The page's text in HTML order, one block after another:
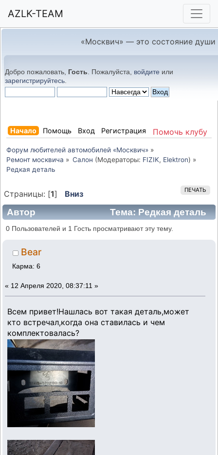
AZLK-TEAM
«Москвич» — это состояние души
Добро пожаловать, Гость . Пожалуйста, войдите или
зарегистрируйтесь
Помочь клубу
Начало Помощь Вход Регистрация
Форум любителей автомобилей «Москвич» »
Ремонт москвича » Салон (Модераторы: FIZIK, Elektron) »
Редкая деталь
ПЕЧАТЬ
Страницы: [1] Вниз
Автор
Тема: Редкая деталь
(Прочитано 5442 раз)
0 Пользователей и 1 Гость просматривают эту тему.
Bear
Карма: 6
« 12 Апреля 2020, 08:37:11 »
Всем привет!Нашлась вот такая деталь,может
кто встречал,когда она ставилась и чем
комплектовалась?